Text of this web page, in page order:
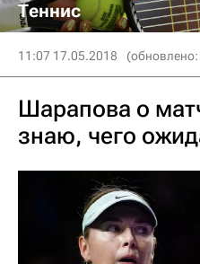
Теннис
11:07 17.05.2018
Шарапова о
знаю, чего